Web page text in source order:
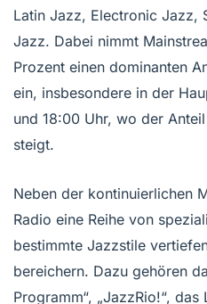
Latin Jazz, Electronic Jazz,
Jazz. Dabei nimmt
Prozent einen dominanten
ein, insbesondere in der
und 18:00 Uhr, wo der
steigt.
Neben der kontinuierlichen
Radio eine Reihe von
bestimmte Jazzstile
bereichern. Dazu gehören
Programm“, „JazzRio!“,